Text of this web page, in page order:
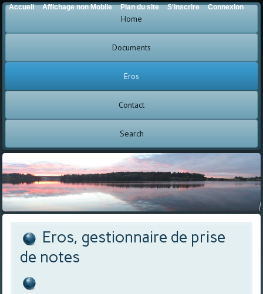
Home
Documents
Eros
Contact
Search
Eros, gestionnaire de prise
de notes
Accueil Affichage non Mobile Plan du site S'inscrire Connexion